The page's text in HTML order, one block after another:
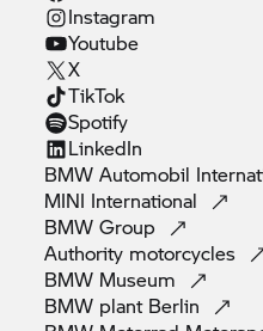
Instagram
Youtube
X
TikTok
Spotify
LinkedIn
BMW Automobil
MINI International
BMWGroup
Authority motorcycles
BMW Museum
BMW plant Berlin